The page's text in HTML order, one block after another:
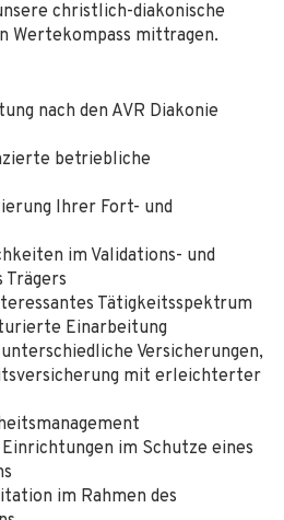
christlich-diakonische
Wertekompass mittragen.
nach den AVR Diakonie
betriebliche
Ihrer Fort- und
im Validations- und
Trägers
Tätigkeitsspektrum
Einarbeitung
Versicherungen,
mit erleichterter
im Schutze eines
im Rahmen des